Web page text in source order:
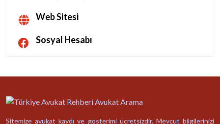
Web Sitesi
Sosyal Hesabı
Sitemize avukat kaydı ve gösterimi ücretsizdir. Mevcut bilgilerinizi